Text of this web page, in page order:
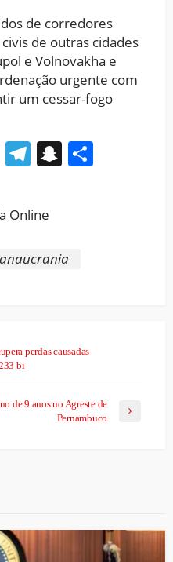
de corredores
de outras cidades
e Volnovakha e
urgente com
um cessar-fogo
X Telegram
Snapchat
perdas causadas
bi
de 9 anos no Agreste de
Pernambuco